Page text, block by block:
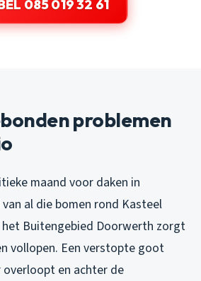
085 019 32 61
problemen
maand voor daken in
van al die bomen rond Kasteel
Buitengebied Doorwerth zorgt
vollopen. Een verstopte goot
en achter de